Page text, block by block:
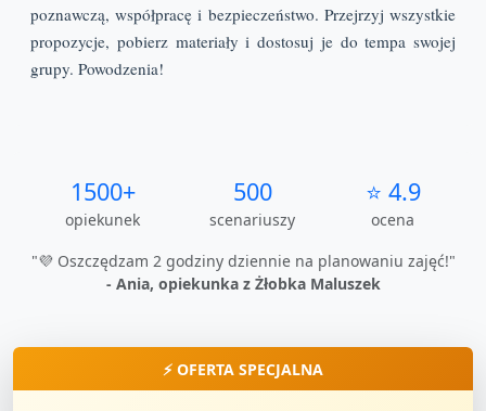
poznawczą, współpracę i bezpieczeństwo. Przejrzyj wszystkie
propozycje, pobierz materiały i dostosuj je do tempa swojej
grupy. Powodzenia!
1500+
opiekunek
500
scenariuszy
⭐ 4.9
ocena
"💜 Oszczędzam 2 godziny dziennie na planowaniu zajęć!"
- Ania, opiekunka z Żłobka Maluszek
⚡ OFERTA SPECJALNA